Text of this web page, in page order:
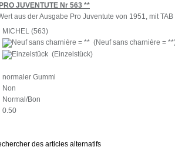
JUVENTUTE Nr 563 **
aus der Ausgabe Pro Juventute von 1951, mit
MICHEL (563)
(Neuf sans charnière =
(Einzelstück)
normaler Gummi
Non
Normal/Bon
0.50
des articles alternatifs